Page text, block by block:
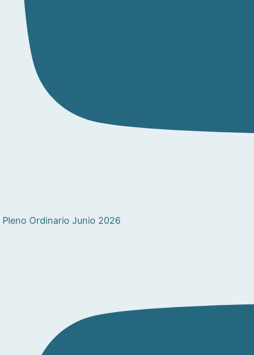
Pleno Ordinario Junio 2026